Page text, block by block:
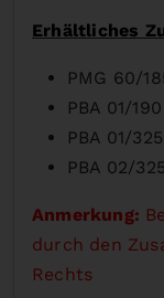
Erhältliches
PMG 60/
PBA 01/190
PBA 01/325
PBA 02/325
Anmerkung:
durch den
Rechts